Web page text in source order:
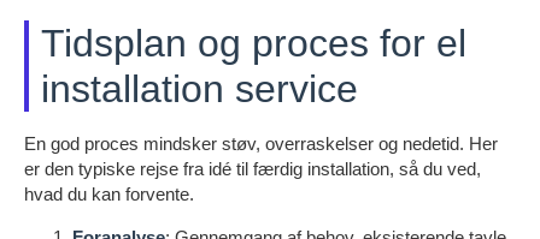
Tidsplan og proces for el
installation service
En god proces mindsker støv, overraskelser og nedetid. Her
er den typiske rejse fra idé til færdig installation, så du ved,
hvad du kan forvente.